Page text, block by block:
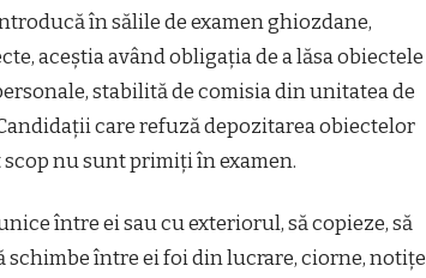
în sălile de examen ghiozdane,
aceștia având obligația de a lăsa obiectele
stabilită de comisia din unitatea de
care refuză depozitarea obiectelor
nu sunt primiți în examen.
între ei sau cu exteriorul, să copieze, să
între ei foi din lucrare, ciorne, notițe